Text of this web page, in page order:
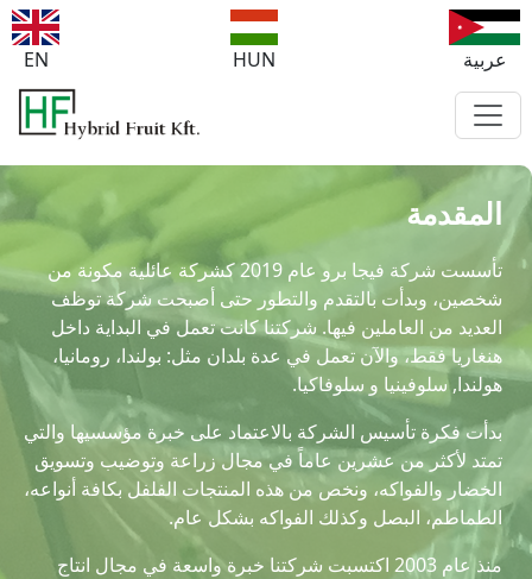
EN HUN عربية
المقدمة
تأسست شركة فيجا برو عام 2019 كشركة عائلية مكونة من
شخصين، وبدأت بالتقدم والتطور حتى أصبحت شركة توظف
العديد من العاملين فيها. شركتنا كانت تعمل في البداية داخل
هنغاريا فقط، والآن تعمل في عدة بلدان مثل: بولندا، رومانيا،
هولندا, سلوفينيا و سلوفاكيا.
بدأت فكرة تأسيس الشركة بالاعتماد على خبرة مؤسسيها والتي
تمتد لأكثر من عشرين عاماً في مجال زراعة وتوضيب وتسويق
الخضار والفواكه، ونخص من هذه المنتجات الفلفل بكافة أنواعه،
الطماطم، البصل وكذلك الفواكه بشكل عام.
منذ عام 2003 اكتسبت شركتنا خبرة واسعة في مجال انتاج